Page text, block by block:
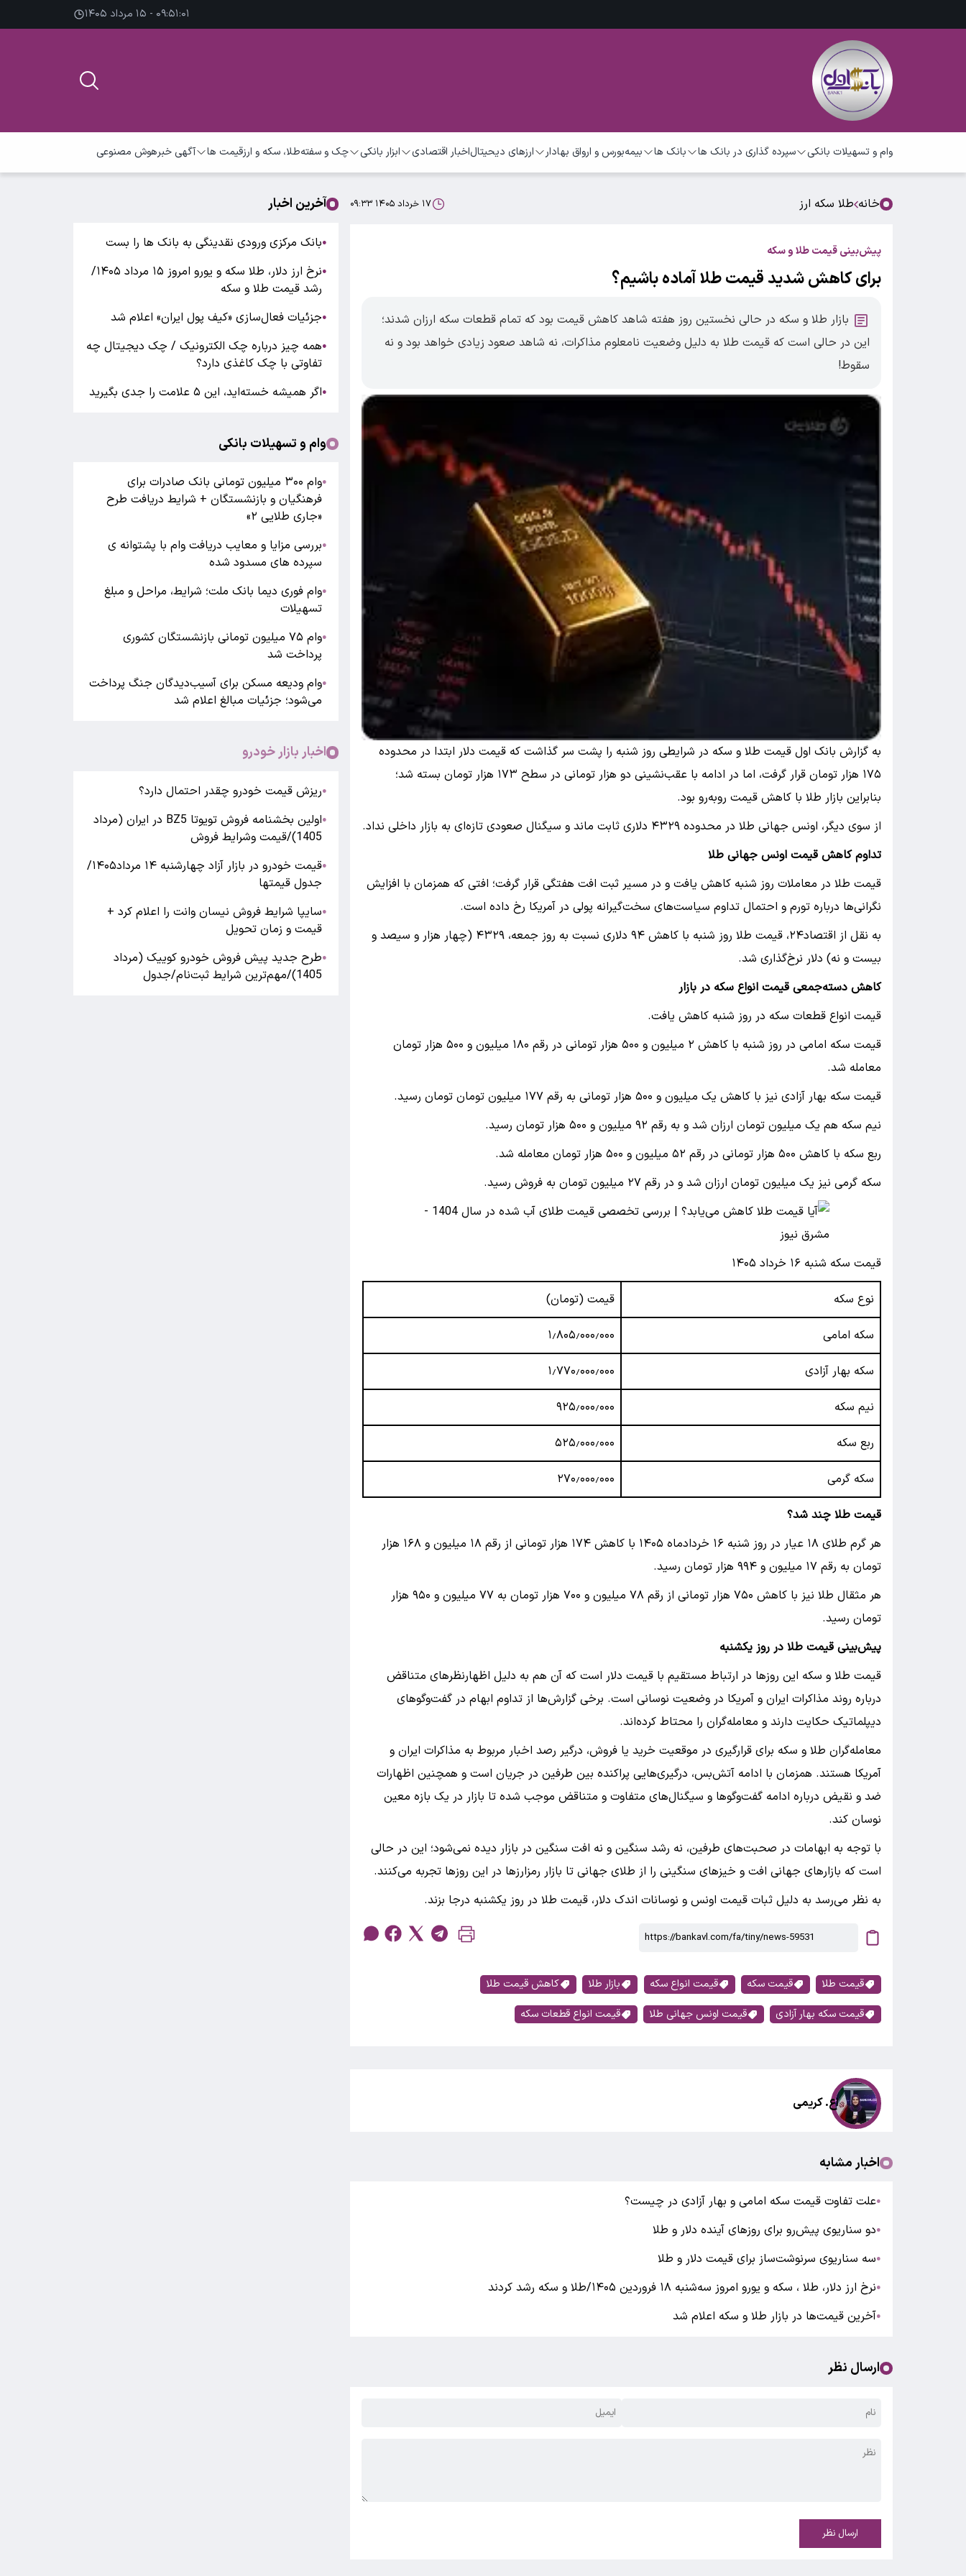
۰۹:۵۱:۰۲ - ۱۵ مرداد ۱۴۰۵
وام و تسهیلات بانکی سپرده گذاری در بانک ها بانک ها بیمهبورس و ارواق بهادار ارزهای دیحیتالاخبار اقتصادی ابزار بانکی چک و سفتهطلا، سکه و ارزقیمت ها آگهی خبرهوش مصنوعی
خانه طلا سکه ارز ۱۷ خرداد ۱۴۰۵ ۰۹:۳۳
پیش‌بینی قیمت طلا و سکه
برای کاهش شدید قیمت طلا آماده باشیم؟
بازار طلا و سکه در حالی نخستین روز هفته شاهد کاهش قیمت بود که تمام قطعات سکه ارزان شدند؛
این در حالی است که قیمت طلا به دلیل وضعیت نامعلوم مذاکرات، نه شاهد صعود زیادی خواهد بود و نه
سقوط!
به گزارش بانک اول قیمت طلا و سکه در شرایطی روز شنبه را پشت سر گذاشت که قیمت دلار ابتدا در محدوده
۱۷۵ هزار تومان قرار گرفت، اما در ادامه با عقب‌نشینی دو هزار تومانی در سطح ۱۷۳ هزار تومان بسته شد؛
بنابراین بازار طلا با کاهش قیمت روبه‌رو بود.
از سوی دیگر، اونس جهانی طلا در محدوده ۴۳۲۹ دلاری ثابت ماند و سیگنال صعودی تازه‌ای به بازار داخلی نداد.
تداوم کاهش قیمت اونس جهانی طلا
قیمت طلا در معاملات روز شنبه کاهش یافت و در مسیر ثبت افت هفتگی قرار گرفت؛ افتی که همزمان با افزایش
نگرانی‌ها درباره تورم و احتمال تداوم سیاست‌های سخت‌گیرانه پولی در آمریکا رخ داده است.
به نقل از اقتصاد۲۴، قیمت طلا روز شنبه با کاهش ۹۴ دلاری نسبت به روز جمعه، ۴۳۲۹ (چهار هزار و سیصد و
بیست و نه) دلار نرخ‌گذاری شد.
کاهش دسته‌جمعی قیمت انواع سکه در بازار
قیمت انواع قطعات سکه در روز شنبه کاهش یافت.
قیمت سکه امامی در روز شنبه با کاهش ۲ میلیون و ۵۰۰ هزار تومانی در رقم ۱۸۰ میلیون و ۵۰۰ هزار تومان
معامله شد.
قیمت سکه بهار آزادی نیز با کاهش یک میلیون و ۵۰۰ هزار تومانی به رقم ۱۷۷ میلیون تومان تومان رسید.
نیم سکه هم یک میلیون تومان ارزان شد و به رقم ۹۲ میلیون و ۵۰۰ هزار تومان رسید.
ربع سکه با کاهش ۵۰۰ هزار تومانی در رقم ۵۲ میلیون و ۵۰۰ هزار تومان معامله شد.
سکه گرمی نیز یک میلیون تومان ارزان شد و در رقم ۲۷ میلیون تومان به فروش رسید.
قیمت سکه شنبه ۱۶ خرداد ۱۴۰۵
نوع سکه قیمت (تومان)
سکه امامی ۱٫۸۰۵٫۰۰۰٫۰۰۰
سکه بهار آزادی ۱٫۷۷۰٫۰۰۰٫۰۰۰
نیم سکه ۹۲۵٫۰۰۰٫۰۰۰
ربع سکه ۵۲۵٫۰۰۰٫۰۰۰
سکه گرمی ۲۷۰٫۰۰۰٫۰۰۰
قیمت طلا چند شد؟
هر گرم طلای ۱۸ عیار در روز شنبه ۱۶ خردادماه ۱۴۰۵ با کاهش ۱۷۴ هزار تومانی از رقم ۱۸ میلیون و ۱۶۸ هزار
تومان به رقم ۱۷ میلیون و ۹۹۴ هزار تومان رسید.
هر مثقال طلا نیز با کاهش ۷۵۰ هزار تومانی از رقم ۷۸ میلیون و ۷۰۰ هزار تومان به ۷۷ میلیون و ۹۵۰ هزار
تومان رسید.
پیش‌بینی قیمت طلا در روز یکشنبه
قیمت طلا و سکه این روزها در ارتباط مستقیم با قیمت دلار است که آن هم به دلیل اظهارنظرهای متناقض
درباره روند مذاکرات ایران و آمریکا در وضعیت نوسانی است. برخی گزارش‌ها از تداوم ابهام در گفت‌وگوهای
دیپلماتیک حکایت دارند و معامله‌گران را محتاط کرده‌اند.
معامله‌گران طلا و سکه برای قرارگیری در موقعیت خرید یا فروش، درگیر رصد اخبار مربوط به مذاکرات ایران و
آمریکا هستند. همزمان با ادامه آتش‌بس، درگیری‌هایی پراکنده بین طرفین در جریان است و همچنین اظهارات
ضد و نقیض درباره ادامه گفت‌وگوها و سیگنال‌های متفاوت و متناقض موجب شده تا بازار در یک بازه معین
نوسان کند.
با توجه به ابهامات در صحبت‌های طرفین، نه رشد سنگین و نه افت سنگین در بازار دیده نمی‌شود؛ این در حالی
است که بازارهای جهانی افت و خیزهای سنگینی را از طلای جهانی تا بازار رمزارزها در این روزها تجربه می‌کنند.
به نظر می‌رسد به دلیل ثبات قیمت اونس و نوسانات اندک دلار، قیمت طلا در روز یکشنبه درجا بزند.
قیمت طلا قیمت سکه قیمت انواع سکه بازار طلا
کاهش قیمت طلا
قیمت سکه بهار آزادی
قیمت اونس جهانی طلا قیمت انواع قطعات سکه
اع. کریمی
اخبار مشابه
●علت تفاوت قیمت سکه امامی و بهار آزادی در چیست؟
●دو سناریوی پیش‌رو برای روزهای آینده دلار و طلا
●سه سناریوی سرنوشت‌ساز برای قیمت دلار و طلا
●نرخ ارز دلار، طلا ، سکه و یورو امروز سه‌شنبه ۱۸ فروردین ۱۴۰۵/طلا و سکه رشد کردند
●آخرین قیمت‌ها در بازار طلا و سکه اعلام شد
ارسال نظر
ارسال نظر
آخرین اخبار
●بانک مرکزی ورودی نقدینگی به بانک ها را بست
●
نرخ ارز دلار، طلا سکه و یورو امروز ۱۵ مرداد ۱۴۰۵/
رشد قیمت طلا و سکه
●جزئیات فعال‌سازی «کیف پول ایران» اعلام شد
●همه چیز درباره چک الکترونیک / چک دیجیتال چه
تفاوتی با چک کاغذی دارد؟
●اگر همیشه خسته‌اید، این ۵ علامت را جدی بگیرید
وام و تسهیلات بانکی
●
وام ۳۰۰ میلیون تومانی بانک صادرات برای
فرهنگیان و بازنشستگان + شرایط دریافت طرح
«جاری طلایی ۲»
●بررسی مزایا و معایب دریافت وام با پشتوانه ی
سپرده های مسدود شده
●وام فوری دیما بانک ملت؛ شرایط، مراحل و مبلغ
تسهیلات
●
وام ۷۵ میلیون تومانی بازنشستگان کشوری
پرداخت شد
●وام ودیعه مسکن برای آسیب‌دیدگان جنگ پرداخت
می‌شود؛ جزئیات مبالغ اعلام شد
اخبار بازار خودرو
●ریزش قیمت خودرو چقدر احتمال دارد؟
●
اولین بخشنامه فروش تویوتا BZ5 در ایران (مرداد
1405)/قیمت وشرایط فروش
●
قیمت خودرو در بازار آزاد چهارشنبه ۱۴ مرداد۱۴۰۵/
جدول قیمتها
●سایپا شرایط فروش نیسان وانت را اعلام کرد +
قیمت و زمان تحویل
●طرح جدید پیش فروش خودرو کوییک (مرداد
1405)/مهم‌ترین شرایط ثبت‌نام/جدول